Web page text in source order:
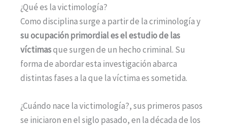
¿Qué es la victimología?
Como disciplina surge a partir de la criminología y
su ocupación primordial es el estudio de las
víctimasque surgen de un hecho criminal. Su
forma de abordar esta investigación abarca
distintas fases a la que la víctima es sometida.
¿Cuándo nace la victimología?, sus primeros pasos
se iniciaron en el siglo pasado, en la década de los